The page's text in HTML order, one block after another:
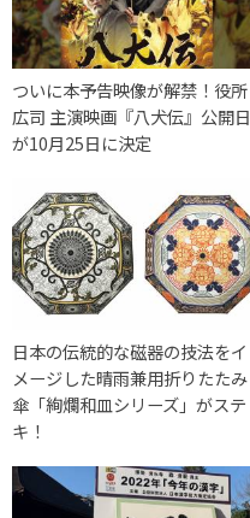
ついに本予告映像が解禁！役所
広司 主演映画『八犬伝』公開日
が10月25日に決定
日本の伝統的な磁器の技法をイ
メージした晴雨兼用折りたたみ
傘「絢爛和皿シリーズ」がステ
キ！